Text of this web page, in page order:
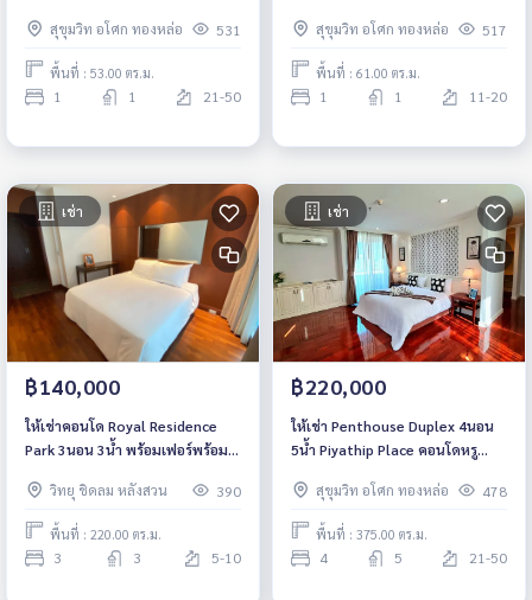
สุขุมวิท อโศก ทองหล่อ
531
พื้นที่ : 53.00 ตร.ม.
1 1 21-50
สุขุมวิท อโศก ทองหล่อ
517
พื้นที่ : 61.00 ตร.ม.
1 1 11-20
เช่า
฿140,000
ให้เช่าคอนโด Royal Residence
Park 3นอน 3น้ำ พร้อมเฟอร์พร้อม
วิทยุ ชิดลม หลังสวน
390
พื้นที่ : 220.00 ตร.ม.
3 3 5-10
เช่า
฿220,000
ให้เช่า Penthouse Duplex 4นอน
5น้ำ Piyathip Place คอนโดหรู
BTS พร้อมพงษ์
สุขุมวิท อโศก ทองหล่อ 478
พื้นที่ : 375.00 ตร.ม.
4 5 21-50